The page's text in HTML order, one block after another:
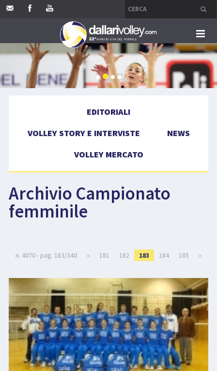
HOME
COMPETIZIONI
EDITORIALI
VOLLEY STORY E INTERVISTE
NEWS
VOLLEY MERCATO
Archivio Campionato
femminile
n. 4070 - pag. 183/340 « 181 182 183 184 185 »